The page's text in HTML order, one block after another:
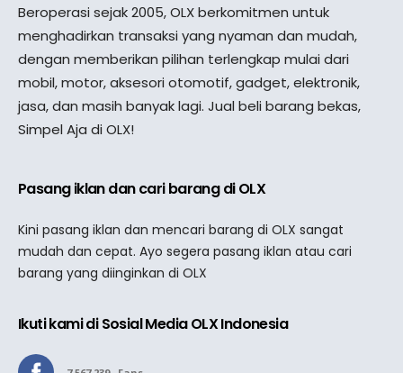
Beroperasi sejak 2005, OLX berkomitmen untuk
menghadirkan transaksi yang nyaman dan mudah,
dengan memberikan pilihan terlengkap mulai dari
mobil, motor, aksesori otomotif, gadget, elektronik,
jasa, dan masih banyak lagi. Jual beli barang bekas,
Simpel Aja di OLX!
Pasang iklan dan cari barang di OLX
Kini pasang iklan dan mencari barang di OLX sangat
mudah dan cepat. Ayo segera pasang iklan atau cari
barang yang diinginkan di OLX
Ikuti kami di Sosial Media OLX Indonesia